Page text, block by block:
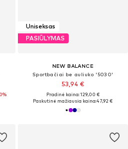
Uniseksas
PASIŪLYMAS
NEW BALANCE
Sportbačiai be auliuko '5030'
53,94 €
Pradinė kaina: 129,00 €
Paskutinė mažiausia kaina:47,92 €